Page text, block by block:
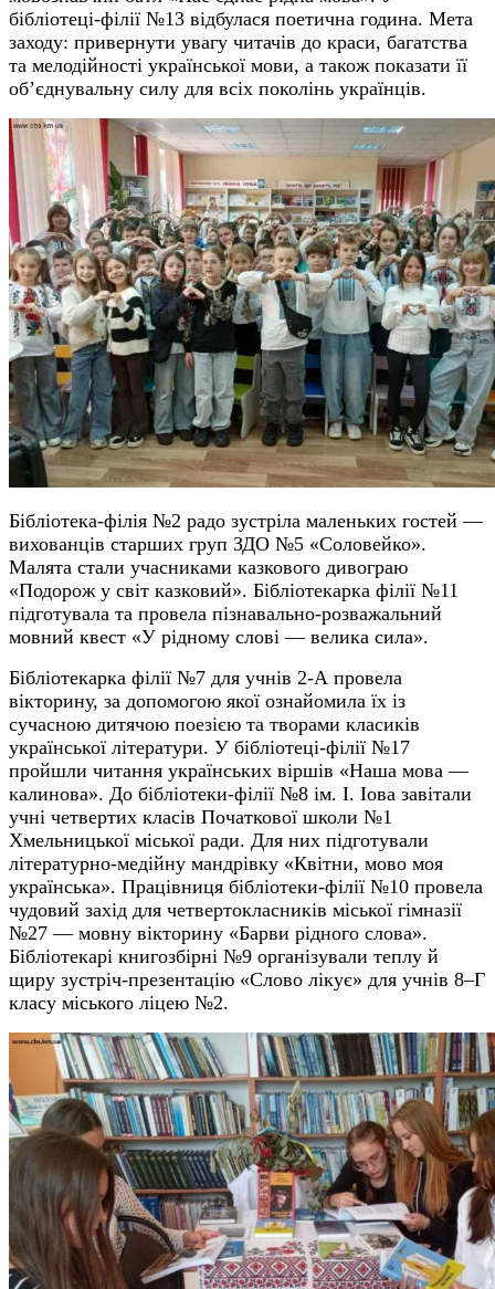
бібліотеці-філії №13 відбулася поетична година. Мета
заходу: привернути увагу читачів до краси, багатства
та мелодійності української мови, а також показати її
об’єднувальну силу для всіх поколінь українців.
Бібліотека-філія №2 радо зустріла маленьких гостей —
вихованців старших груп ЗДО №5 «Соловейко».
Малята стали учасниками казкового дивограю
«Подорож у світ казковий». Бібліотекарка філії №11
підготувала та провела пізнавально-розважальний
мовний квест «У рідному слові — велика сила».
Бібліотекарка філії №7 для учнів 2-А провела
вікторину, за допомогою якої ознайомила їх із
сучасною дитячою поезією та творами класиків
української літератури. У бібліотеці-філії №17
пройшли читання українських віршів «Наша мова —
калинова». До бібліотеки-філії №8 ім. І. Іова завітали
учні четвертих класів Початкової школи №1
Хмельницької міської ради. Для них підготували
літературно-медійну мандрівку «Квітни, мово моя
українська». Працівниця бібліотеки-філії №10 провела
чудовий захід для четвертокласників міської гімназії
№27 — мовну вікторину «Барви рідного слова».
Бібліотекарі книгозбірні №9 організували теплу й
щиру зустріч-презентацію «Слово лікує» для учнів 8–Г
класу міського ліцею №2.